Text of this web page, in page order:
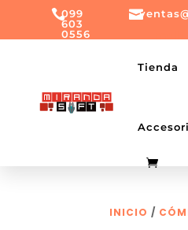
099
603
0556
0556

Tienda
INICIO /